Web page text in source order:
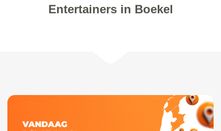
Entertainers in Boekel